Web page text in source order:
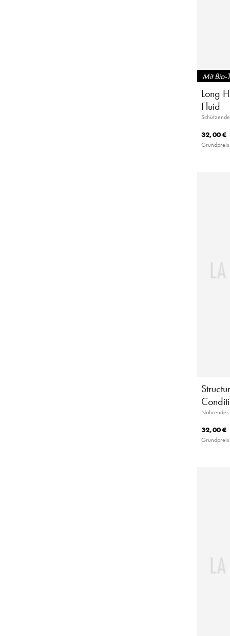
Mit Bio-
Long
Fluid
32,00 €
32,00 €